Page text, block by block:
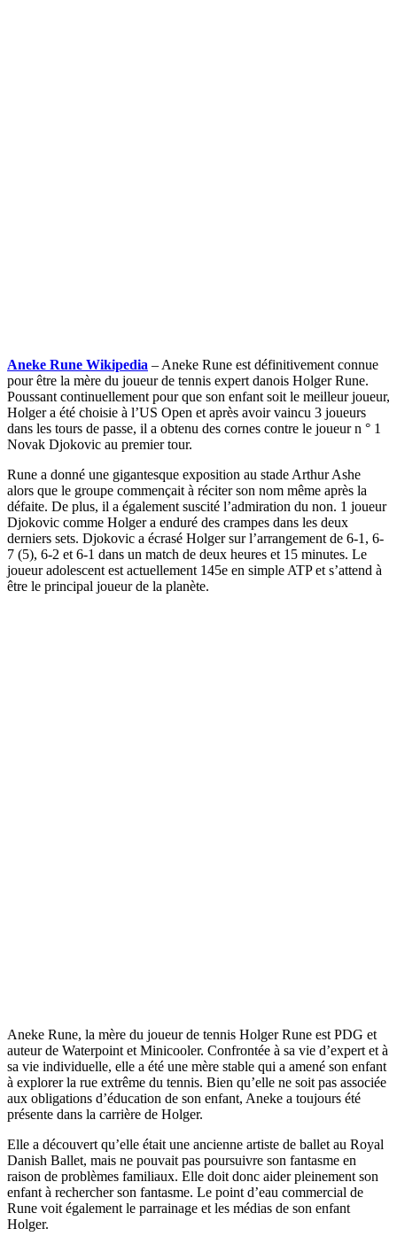
Aneke Rune Wikipedia – Aneke Rune est définitivement connue
pour être la mère du joueur de tennis expert danois Holger Rune.
Poussant continuellement pour que son enfant soit le meilleur joueur,
Holger a été choisie à l’US Open et après avoir vaincu 3 joueurs
dans les tours de passe, il a obtenu des cornes contre le joueur n ° 1
Novak Djokovic au premier tour.
Rune a donné une gigantesque exposition au stade Arthur Ashe
alors que le groupe commençait à réciter son nom même après la
défaite. De plus, il a également suscité l’admiration du non. 1 joueur
Djokovic comme Holger a enduré des crampes dans les deux
derniers sets. Djokovic a écrasé Holger sur l’arrangement de 6-1, 6-
7 (5), 6-2 et 6-1 dans un match de deux heures et 15 minutes. Le
joueur adolescent est actuellement 145e en simple ATP et s’attend à
être le principal joueur de la planète.
Aneke Rune, la mère du joueur de tennis Holger Rune est PDG et
auteur de Waterpoint et Minicooler. Confrontée à sa vie d’expert et à
sa vie individuelle, elle a été une mère stable qui a amené son enfant
à explorer la rue extrême du tennis. Bien qu’elle ne soit pas associée
aux obligations d’éducation de son enfant, Aneke a toujours été
présente dans la carrière de Holger.
Elle a découvert qu’elle était une ancienne artiste de ballet au Royal
Danish Ballet, mais ne pouvait pas poursuivre son fantasme en
raison de problèmes familiaux. Elle doit donc aider pleinement son
enfant à rechercher son fantasme. Le point d’eau commercial de
Rune voit également le parrainage et les médias de son enfant
Holger.